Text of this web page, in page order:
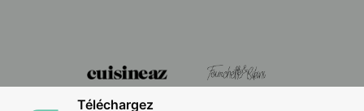
Téléchargez